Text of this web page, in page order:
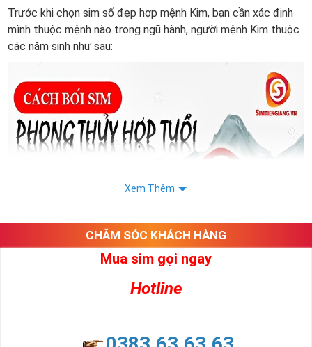
Trước khi chọn sim số đẹp hợp mệnh Kim, bạn cần xác định
mình thuộc mệnh nào trong ngũ hành, người mệnh Kim thuộc
các năm sinh như sau:
Xem Thêm
CHĂM SÓC KHÁCH HÀNG
Mua sim gọi ngay
Hotline